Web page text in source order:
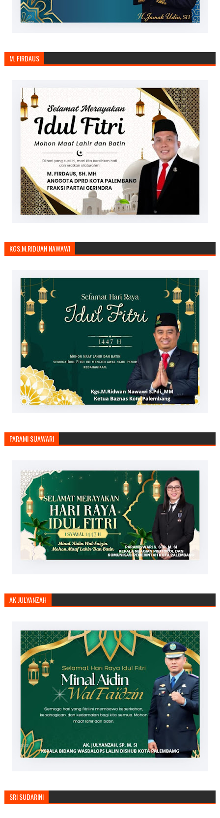
M. FIRDAUS
KGS.M.RIDUAN NAWAWI
PARAMI SUAWARI
AK JULYANZAH
SRI SUDARINI